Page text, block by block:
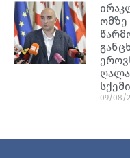
09/08/